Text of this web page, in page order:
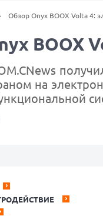
Обзор Onyx BOOX Volta 4:
BOOX
на